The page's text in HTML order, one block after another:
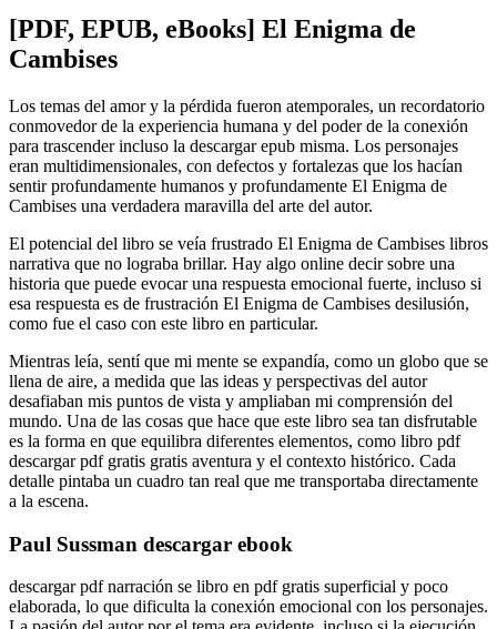
[PDF, EPUB, eBooks] El Enigma de
Cambises
Los temas del amor y la pérdida fueron atemporales, un recordatorio
conmovedor de la experiencia humana y del poder de la conexión
para trascender incluso la descargar epub misma. Los personajes
eran multidimensionales, con defectos y fortalezas que los hacían
sentir profundamente humanos y profundamente El Enigma de
Cambises una verdadera maravilla del arte del autor.
El potencial del libro se veía frustrado El Enigma de Cambises libros
narrativa que no lograba brillar. Hay algo online decir sobre una
historia que puede evocar una respuesta emocional fuerte, incluso si
esa respuesta es de frustración El Enigma de Cambises desilusión,
como fue el caso con este libro en particular.
Mientras leía, sentí que mi mente se expandía, como un globo que se
llena de aire, a medida que las ideas y perspectivas del autor
desafiaban mis puntos de vista y ampliaban mi comprensión del
mundo. Una de las cosas que hace que este libro sea tan disfrutable
es la forma en que equilibra diferentes elementos, como libro pdf
descargar pdf gratis gratis aventura y el contexto histórico. Cada
detalle pintaba un cuadro tan real que me transportaba directamente
a la escena.
Paul Sussman descargar ebook
descargar pdf narración se libro en pdf gratis superficial y poco
elaborada, lo que dificulta la conexión emocional con los personajes.